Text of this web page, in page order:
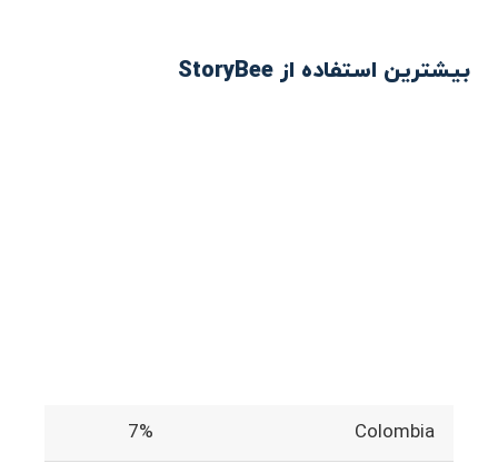
بیشترین استفاده از StoryBee
Colombia
7%